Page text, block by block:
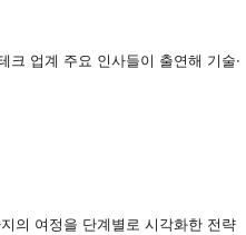
크 업계 주요 인사들이 출연해 기술·
의 여정을 단계별로 시각화한 전략